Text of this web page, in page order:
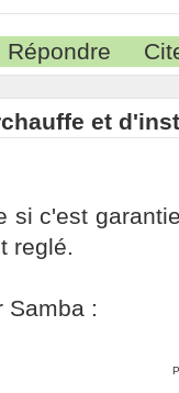
Répondre
et
si c'est
reglé.
Samba :